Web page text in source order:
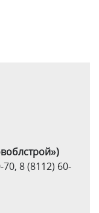
70, 8 (8112) 60-